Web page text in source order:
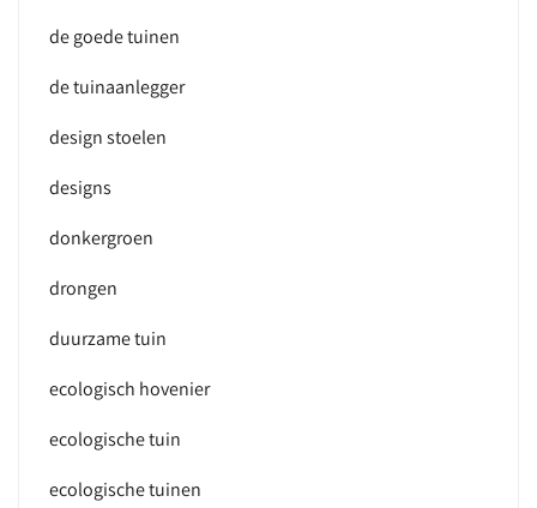
de goede tuinen
de tuinaanlegger
design stoelen
designs
donkergroen
drongen
duurzame tuin
ecologisch hovenier
ecologische tuin
ecologische tuinen